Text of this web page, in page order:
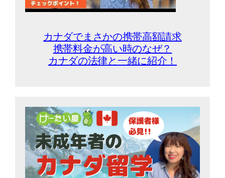
カナダでまさかの携帯高額請求
携帯料金が高い時のなぜ？
カナダの法律と一緒に紹介！